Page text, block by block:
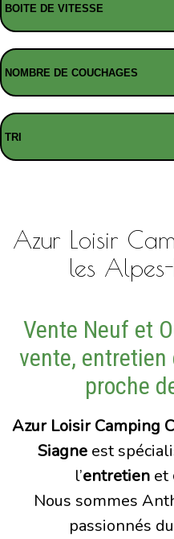
Azur Loisir
les
Vente Neuf et
vente,
proche
Azur Loisir Camping
Siagneest
l’entretien et
Nous sommes
passionnés